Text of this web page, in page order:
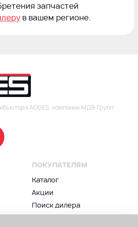
запчастей
в вашем регионе.
AODES, компании МДВ Групп
ПОКУПАТЕЛЯМ
Каталог
Акции
Поиск дилера
Блог